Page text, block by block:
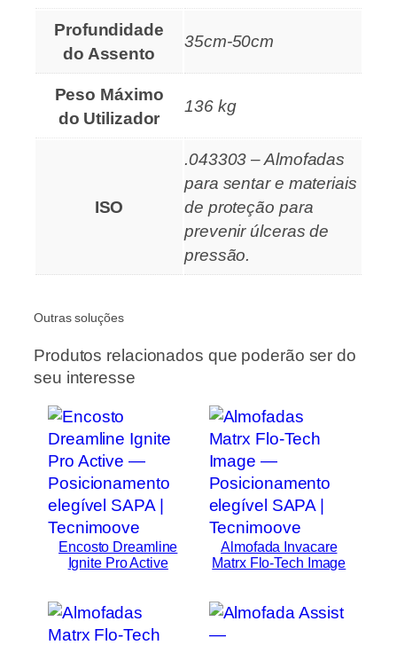
Profundidade
do Assento
35cm-50cm
Peso Máximo
do Utilizador
136 kg
ISO
.043303 – Almofadas
para sentar e materiais
de proteção para
prevenir úlceras de
pressão.
Outras soluções
Produtos relacionados que poderão ser do
seu interesse
Encosto Dreamline
Ignite Pro Active
Almofada Invacare
Matrx Flo-Tech Image